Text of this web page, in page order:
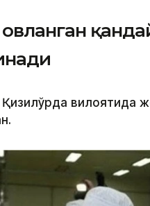
вилоятида